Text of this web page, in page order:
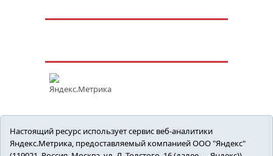
Настоящий ресурс использует сервис веб-аналитики
Яндекс.Метрика, предоставляемый компанией ООО "Яндекс"